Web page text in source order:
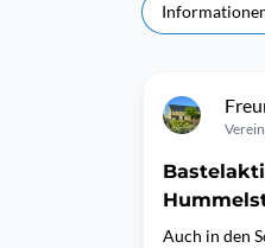
Auch in den